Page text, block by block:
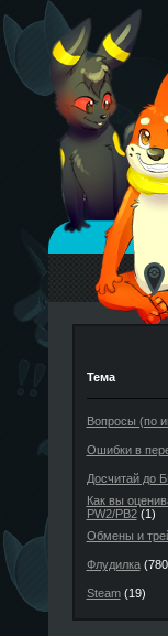
Тема
Вопросы (по
Ошибки в
Досчитай
Как вы
PW2/PB2(1)
Обмены и
Флудилка
Steam(19)